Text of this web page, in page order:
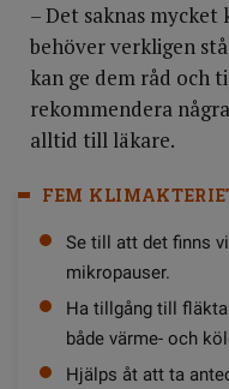
– Det saknas
behöver verkligen
kan ge dem råd och
rekommendera
alltid till läkare.
FEM
Se till att det finns
mikropauser.
Ha tillgång till
både värme- och
Hjälps åt att ta